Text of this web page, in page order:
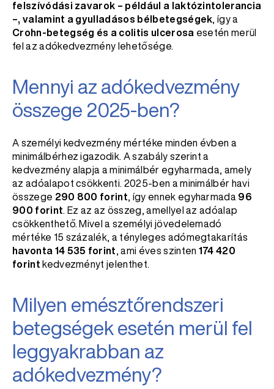
felszívódási zavarok – például a laktózintolerancia
–, valamint a gyulladásos bélbetegségek, így a
Crohn-betegség és a colitis ulcerosa esetén merül
fel az adókedvezmény lehetősége.
Mennyi az adókedvezmény
összege 2025-ben?
A személyi kedvezmény mértéke minden évben a
minimálbérhez igazodik. A szabály szerint a
kedvezmény alapja a minimálbér egyharmada, amely
az adóalapot csökkenti. 2025-ben a minimálbér havi
összege 290 800 forint, így ennek egyharmada 96
900 forint. Ez az az összeg, amellyel az adóalap
csökkenthető. Mivel a személyi jövedelemadó
mértéke 15 százalék, a tényleges adómegtakarítás
havonta 14 535 forint, ami éves szinten 174 420
forint kedvezményt jelenthet.
Milyen emésztőrendszeri
betegségek esetén merül fel
leggyakrabban az
adókedvezmény?